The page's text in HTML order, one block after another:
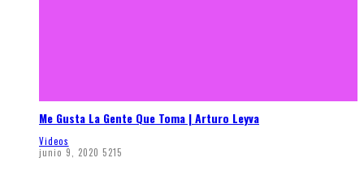
Me Gusta La Gente Que Toma | Arturo Leyva
Videos
junio 9, 2020 5215